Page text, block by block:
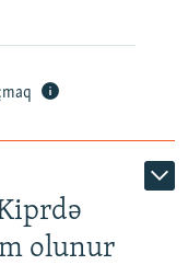
olunur